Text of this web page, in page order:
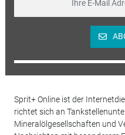
Sprit+ Online ist der
richtet sich an
Mineralölgesellschaften und